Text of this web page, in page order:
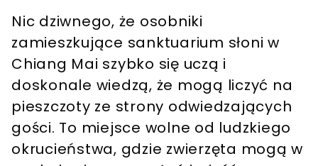
Nic dziwnego, że osobniki
zamieszkujące sanktuarium słoni w
Chiang Mai szybko się uczą i
doskonale wiedzą, że mogą liczyć na
pieszczoty ze strony odwiedzających
gości. To miejsce wolne od ludzkiego
okrucieństwa, gdzie zwierzęta mogą w